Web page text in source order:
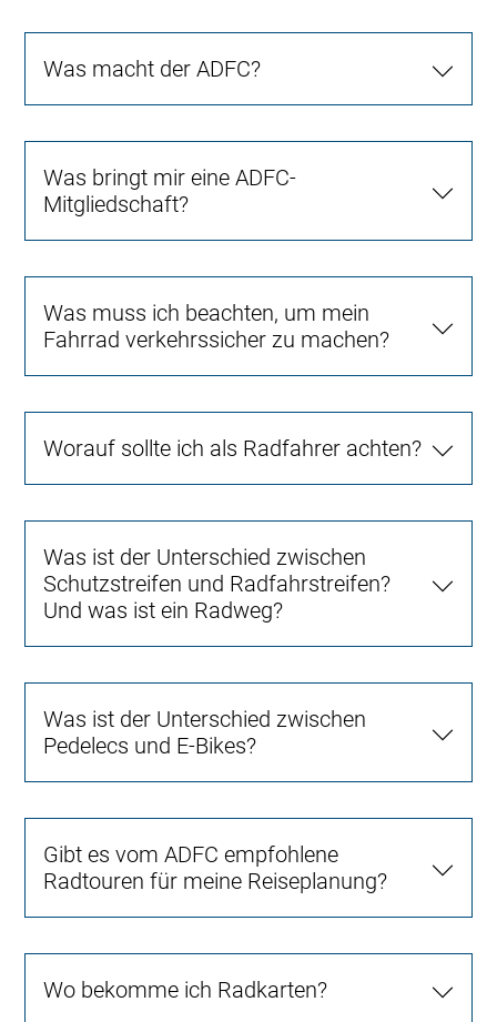
Was macht der ADFC?
Was bringt mir eine ADFC-
Mitgliedschaft?
Was muss ich beachten, um mein
Fahrrad verkehrssicher zu machen?
Worauf sollte ich als Radfahrer achten?
Was ist der Unterschied zwischen
Schutzstreifen und Radfahrstreifen?
Und was ist ein Radweg?
Was ist der Unterschied zwischen
Pedelecs und E-Bikes?
Gibt es vom ADFC empfohlene
Radtouren für meine Reiseplanung?
Wo bekomme ich Radkarten?